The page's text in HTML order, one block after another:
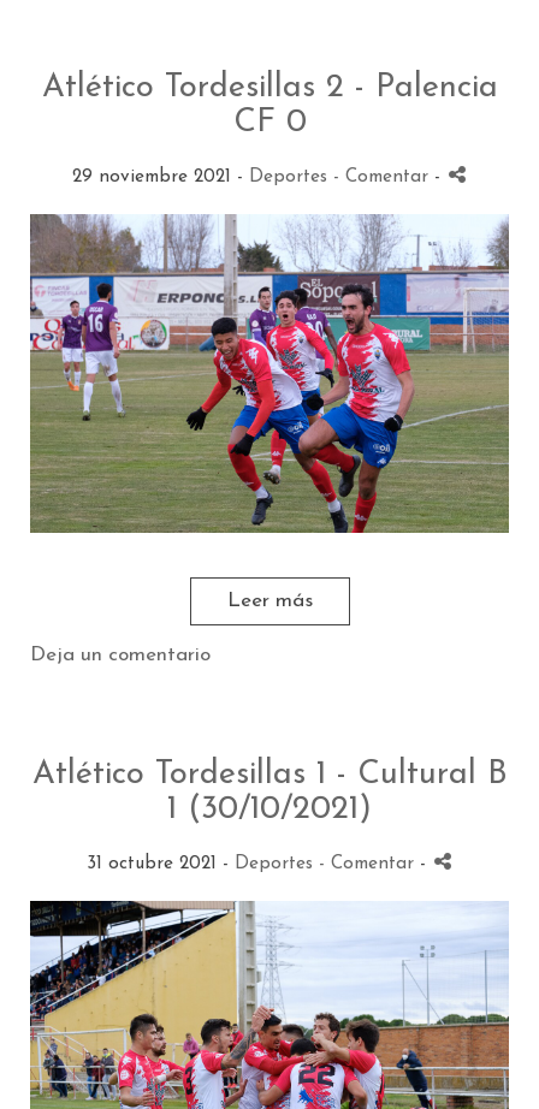
Atlético Tordesillas 2 - Palencia
CF 0
29 noviembre 2021 - Deportes - Comentar -
Leer más
Deja un comentario
Atlético Tordesillas 1 - Cultural B
1 (30/10/2021)
31 octubre 2021 - Deportes - Comentar -